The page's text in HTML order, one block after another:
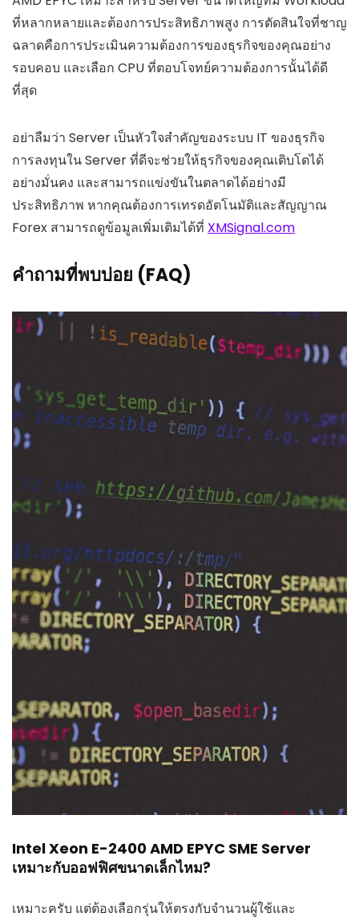
ที่หลากหลายและต้องการประสิทธิภาพสูง การตัดสินใจที่ชาญ
ฉลาดคือการประเมินความต้องการของธุรกิจของคุณอย่าง
รอบคอบ และเลือก CPU ที่ตอบโจทย์ความต้องการนั้นได้ดี
ที่สุด
อย่าลืมว่า Server เป็นหัวใจสำคัญของระบบ IT ของธุรกิจ
การลงทุนใน Server ที่ดีจะช่วยให้ธุรกิจของคุณเติบโตได้
อย่างมั่นคง และสามารถแข่งขันในตลาดได้อย่างมี
ประสิทธิภาพ หากคุณต้องการเทรดอัตโนมัติและสัญญาณ
Forex สามารถดูข้อมูลเพิ่มเติมได้ที่ XMSignal.com
คำถามที่พบบ่อย (FAQ)
Intel Xeon E-2400 AMD EPYC SME Server
เหมาะกับออฟฟิศขนาดเล็กไหม?
เหมาะครับ แต่ต้องเลือกรุ่นให้ตรงกับจำนวนผู้ใช้และ